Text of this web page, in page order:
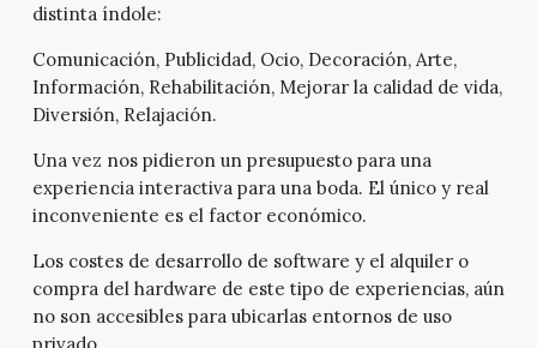
distinta índole:
Comunicación, Publicidad, Ocio, Decoración, Arte,
Información, Rehabilitación, Mejorar la calidad de vida,
Diversión, Relajación.
Una vez nos pidieron un presupuesto para una
experiencia interactiva para una boda. El único y real
inconveniente es el factor económico.
Los costes de desarrollo de software y el alquiler o
compra del hardware de este tipo de experiencias, aún
no son accesibles para ubicarlas entornos de uso
privado.